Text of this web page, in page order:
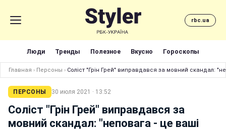
rbc.ua
Люди Тренды Полезное Вкусно Гороскопы
Главная › Персоны › Соліст "Грін Грей" виправдався за мовний скандал:
ПЕРСОНЫ 30 июля 2021 · 13:52
Соліст "Грін Грей" виправдався за
мовний скандал: "неповага - це ваші